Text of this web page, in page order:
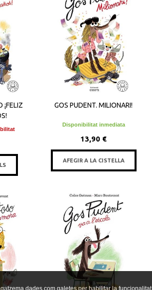
¡FELIZ
GOS PUDENT. MILIONARI!
Disponibilitat inmediata
13,90 €
AFEGIR A LA CISTELLA
dades com galetes per habilitar la funcionalitat